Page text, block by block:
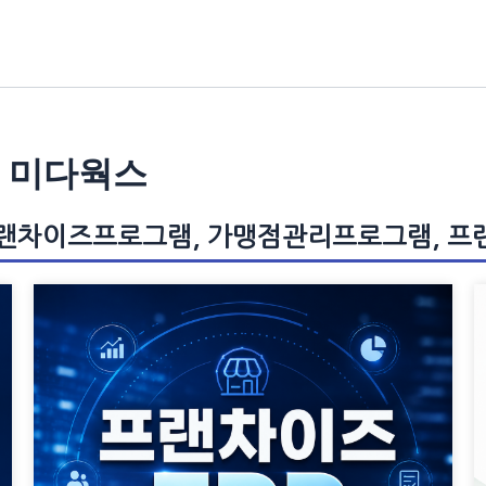
다웍스
차이즈프로그램, 가맹점관리프로그램,